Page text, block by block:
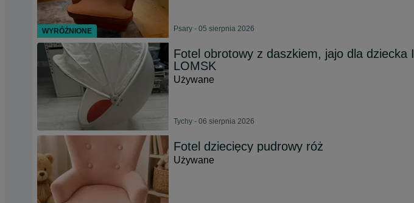
Psary - 05 sierpnia 2026
Fotel obrotowy z daszkiem, jajo dla dziecka
LOMSK
Używane
Tychy - 06 sierpnia 2026
Fotel dziecięcy pudrowy róż
Używane
WYRÓŻNIONE